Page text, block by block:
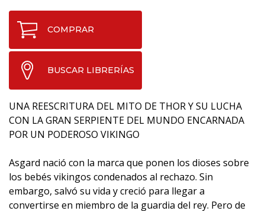
COMPRAR
BUSCAR LIBRERÍAS
UNA REESCRITURA DEL MITO DE THOR Y SU LUCHA
CON LA GRAN SERPIENTE DEL MUNDO ENCARNADA
POR UN PODEROSO VIKINGO
Asgard nació con la marca que ponen los dioses sobre
los bebés vikingos condenados al rechazo. Sin
embargo, salvó su vida y creció para llegar a
convertirse en miembro de la guardia del rey. Pero de